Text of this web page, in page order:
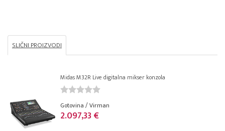
SLIČNI PROIZVODI
Midas M32R Live digitalna mikser konzola
Gotovina / Virman
2.097,33 €